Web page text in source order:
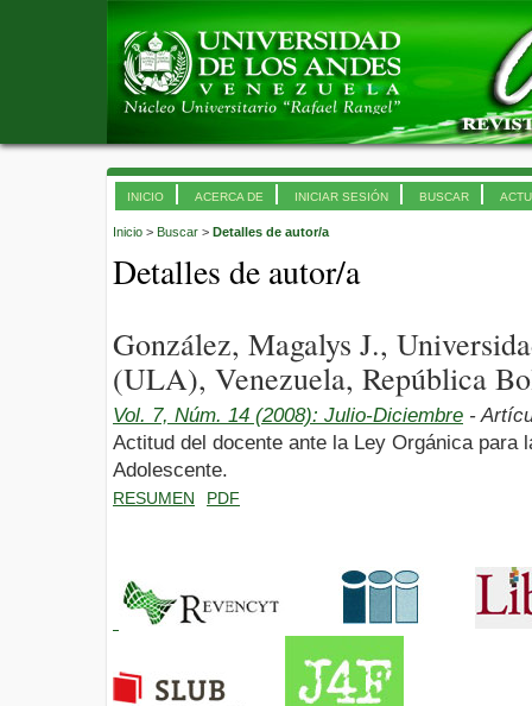
INICIO ACERCA DE INICIAR SESIÓN BUSCAR
Inicio > Buscar > Detalles de autor/a
Detalles de autor/a
González, Magalys J.,
(ULA), Venezuela, República
Vol. 7, Núm. 14 (2008): Julio-Diciembre -
Actitud del docente ante la Ley Orgánica para
Adolescente.
RESUMEN PDF